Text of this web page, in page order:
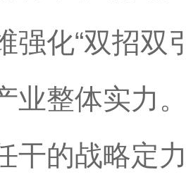
强化“双招双
业整体实力
干的战略定